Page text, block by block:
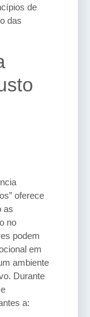
de
das
oferece
as
no
podem
em
ambiente
Durante
a: